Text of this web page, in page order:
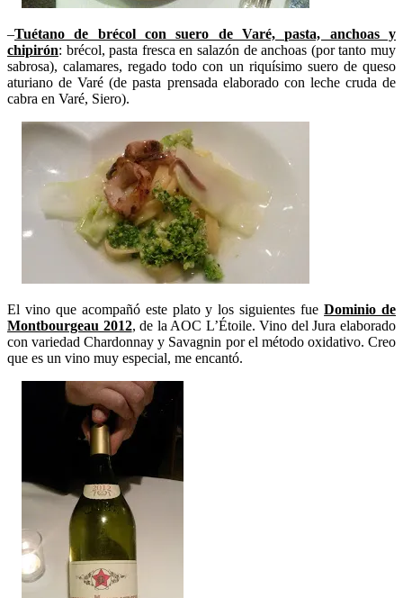
–Tuétano de brécol con suero de Varé, pasta, anchoas y
chipirón: brécol, pasta fresca en salazón de anchoas (por tanto muy
sabrosa), calamares, regado todo con un riquísimo suero de queso
aturiano de Varé (de pasta prensada elaborado con leche cruda de
cabra en Varé, Siero).
El vino que acompañó este plato y los siguientes fueDominio de
Montbourgeau 2012, de la AOC L’Étoile. Vino del Jura elaborado
con variedad Chardonnay y Savagnin por el método oxidativo. Creo
que es un vino muy especial, me encantó.